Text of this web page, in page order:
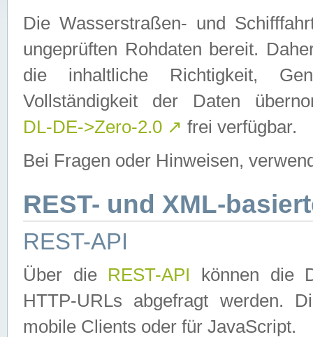
Die Wasserstraßen- und
ungeprüften Rohdaten bereit.
die inhaltliche Richtigkeit,
Vollständigkeit der Daten
DL-DE->Zero-2.0 ↗ frei verfügbar.
Bei Fragen oder Hinweisen,
REST- und XML-
REST-API
Über die REST-API können die
HTTP-URLs abgefragt werden.
mobile Clients oder für JavaScript.